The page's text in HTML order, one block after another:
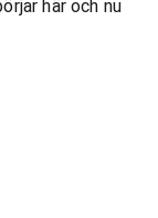
här och nu